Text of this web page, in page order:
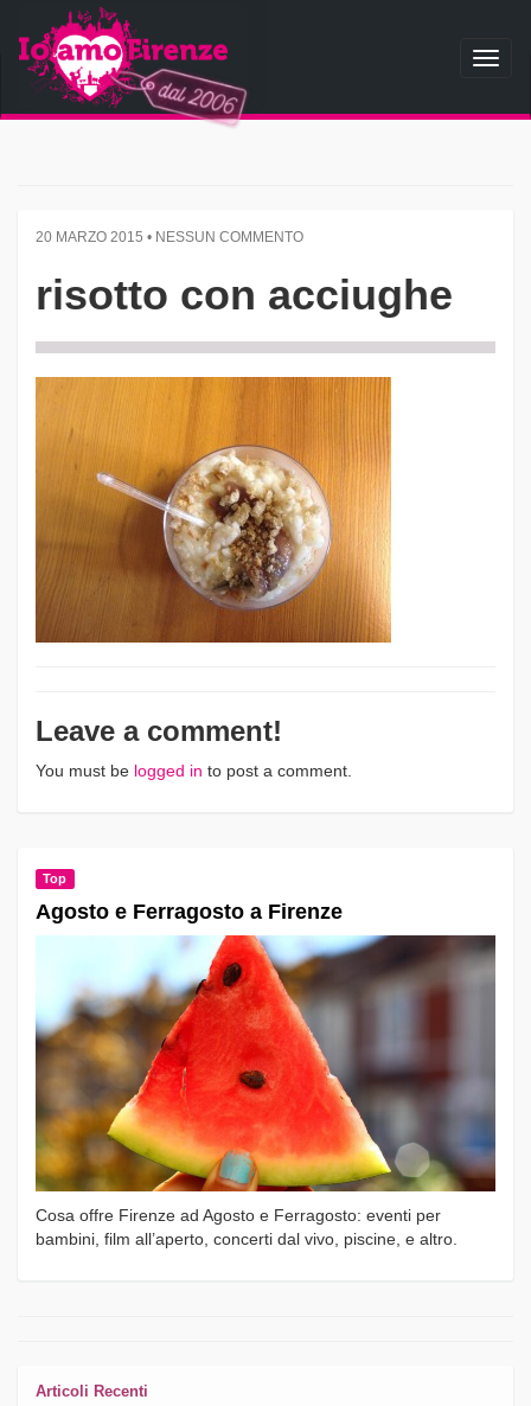
20 MARZO 2015 • NESSUN COMMENTO
risotto con acciughe
Leave a comment!
You must be logged in to post a comment.
Top
Agosto e Ferragosto a Firenze
Cosa offre Firenze ad Agosto e Ferragosto: eventi per
bambini, film all’aperto, concerti dal vivo, piscine, e altro.
Articoli Recenti